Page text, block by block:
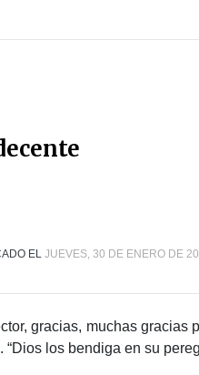
EL JUEVES, 30 DE ENERO DE
gracias, muchas gracias
los bendiga en su